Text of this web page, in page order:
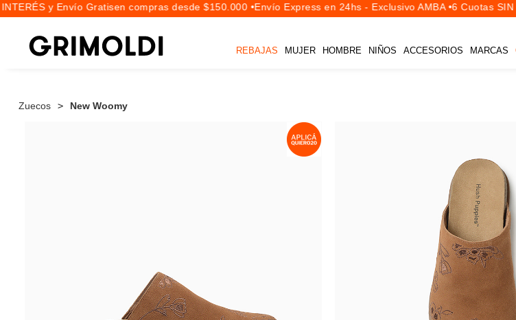
REBAJAS MUJER HOMBRE NIÑOS ACCESORIOS MARCAS
y Envío Gratisen compras desde $150.000 •Envío Express en 24hs - Exclusivo AMBA •6 Cuotas SIN
Zuecos New Woomy